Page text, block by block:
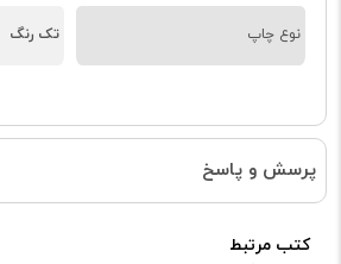
نوع چاپ تک رنگ
پرسش و پاسخ
کتب مرتبط